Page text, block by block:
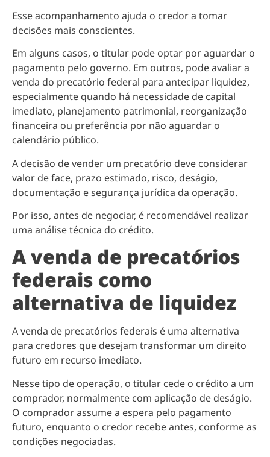
Esse acompanhamento ajuda o credor a tomar
decisões mais conscientes.
Em alguns casos, o titular pode optar por aguardar o
pagamento pelo governo. Em outros, pode avaliar a
venda do precatório federal para antecipar liquidez,
especialmente quando há necessidade de capital
imediato, planejamento patrimonial, reorganização
financeira ou preferência por não aguardar o
calendário público.
A decisão de vender um precatório deve considerar
valor de face, prazo estimado, risco, deságio,
documentação e segurança jurídica da operação.
Por isso, antes de negociar, é recomendável realizar
uma análise técnica do crédito.
A venda de precatórios
federais como
alternativa de liquidez
A venda de precatórios federais é uma alternativa
para credores que desejam transformar um direito
futuro em recurso imediato.
Nesse tipo de operação, o titular cede o crédito a um
comprador, normalmente com aplicação de deságio.
O comprador assume a espera pelo pagamento
futuro, enquanto o credor recebe antes, conforme as
condições negociadas.